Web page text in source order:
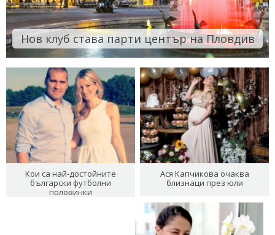
Нов клуб става парти център на Пловдив
Кои са най-достойните
български футболни
половинки
Ася Капчикова очаква
близнаци през юли